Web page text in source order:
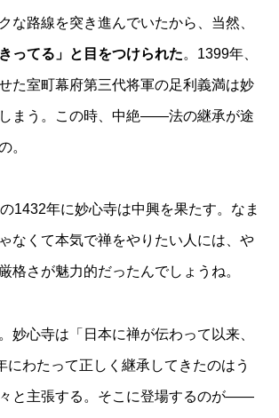
な路線を突き進んでいたから、当然、
きってる」と目をつけられた。1399年、
た室町幕府第三代将軍の足利義満は妙
まう。この時、中絶——法の継承が途
。
1432年に妙心寺は中興を果たす。なま
なくて本気で禅をやりたい人には、や
格さが魅力的だったんでしょうね。
妙心寺は「日本に禅が伝わって以来、
にわたって正しく継承してきたのはう
と主張する。そこに登場するのが——